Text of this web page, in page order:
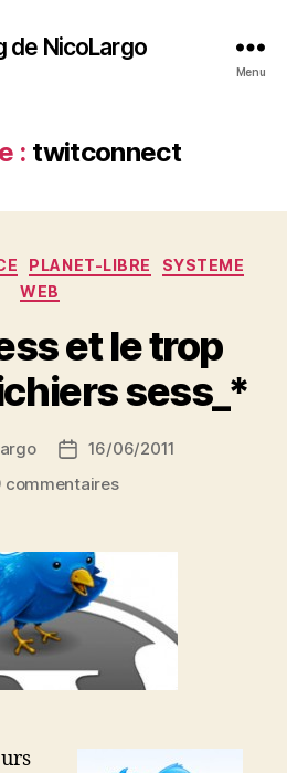
de NicoLargo
Menu
: twitconnect
Catégories
PLANET-LIBRE
SYSTEME
WEB
et le trop
sess_*
Date
de
16/06/2011
commentairessur
le
plein
de
fichiers
sess_*